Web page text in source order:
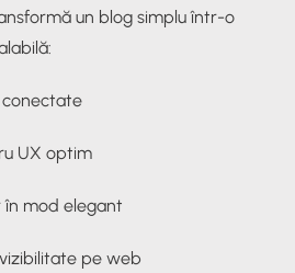
un blog simplu într-o
conectate
UX optim
în mod elegant
pe web